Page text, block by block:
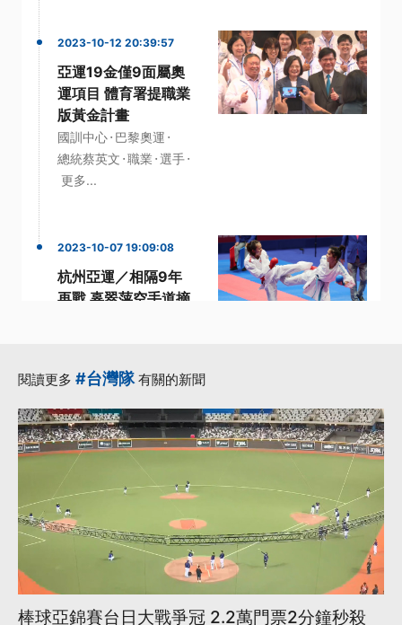
2023-10-12 20:39:57
亞運19金僅9面屬奧
運項目 體育署提職業
版黃金計畫
國訓中心· 巴黎奧運 ·
總統蔡英文 ·職業 ·選手·
更多...
2023-10-07 19:09:08
杭州亞運／相隔9年
再戰 辜翠萍空手道摘
亞運·更多...
閱讀更多 #台灣隊有關的新聞
棒球亞錦賽台日大戰爭冠 2.2萬門票2分鐘秒殺